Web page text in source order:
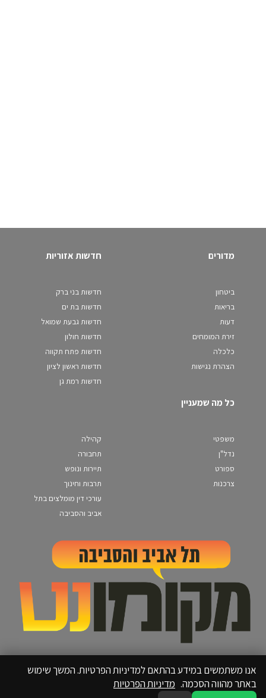
מדורים
ביטחון
בריאות
דעות
זירת המומחים
כלכלה
הצהרת נגישות
חדשות אזוריות
חדשות בני ברק
חדשות בת ים
חדשות גבעת שמואל
חדשות חולון
חדשות פתח תקווה
חדשות ראשון לציון
חדשות רמת גן
כל מה שמעניין
משפטי
נדל"ן
ספורט
צרכנות
קהילה
תחבורה
תיירות ונופש
תרבות וחינוך
עורכי דין מומלצים בתל
אביב והסביבה
אנו משתמשים במידע בהתאם למדיניות הפרטיות. המשך שימוש
באתר מהווה הסכמה. מדיניות הפרטיות